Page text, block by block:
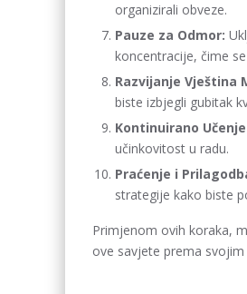
organizirali obveze.
Pauze za Odmor:
koncentracije, čime
Razvijanje Vještina
biste izbjegli gubitak
Kontinuirano
učinkovitost u radu.
Praćenje i
strategije kako biste
Primjenom ovih koraka,
ove savjete prema